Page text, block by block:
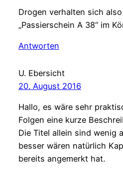
Drogen verhalten sich
„Passierschein A 38“ im
Antworten
U. Ebersicht
20. August 2016
Hallo, es wäre sehr
Folgen eine kurze
Die Titel allein sind wenig
besser wären natürlich
bereits angemerkt hat.